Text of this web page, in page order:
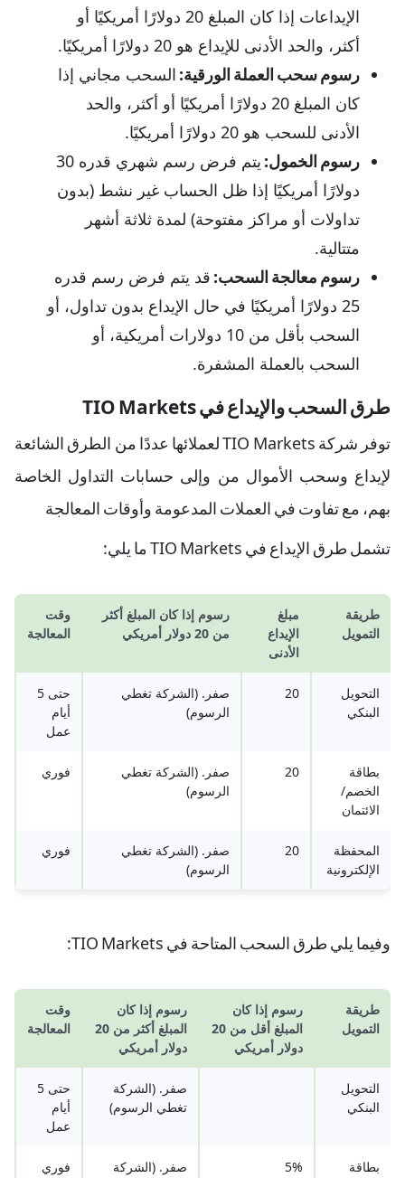
الإيداعات إذا كان المبلغ 20 دولارًا أمريكيًا أو
أكثر، والحد الأدنى للإيداع هو 20 دولارًا أمريكيًا.
رسوم سحب العملة الورقية: السحب مجاني إذا
كان المبلغ 20 دولارًا أمريكيًا أو أكثر، والحد
الأدنى للسحب هو 20 دولارًا أمريكيًا.
رسوم الخمول:
يتم فرض رسم شهري قدره 30
دولارًا أمريكيًا إذا ظل الحساب غير نشط (بدون
تداولات أو مراكز مفتوحة) لمدة ثلاثة أشهر
متتالية.
رسوم معالجة السحب: قد يتم فرض رسم قدره
25 دولارًا أمريكيًا في حال الإيداع بدون تداول، أو
السحب بأقل من 10 دولارات أمريكية، أو
السحب بالعملة المشفرة.
طرق السحب والإيداع في TIO Markets
توفر شركة TIO Markets لعملائها عددًا من الطرق الشائعة
لإيداع وسحب الأموال من وإلى حسابات التداول الخاصة
بهم، مع تفاوت في العملات المدعومة وأوقات المعالجة
تشمل طرق الإيداع في TIO Markets ما يلي:
طريقة
التمويل
مبلغ
الإيداع
الأدنى
رسوم إذا كان المبلغ أكثر
من 20 دولار أمريكي
وقت
المعالجة
التحويل
البنكي
20
صفر. (الشركة تغطي
الرسوم)
حتى 5
أيام
عمل
بطاقة
الخصم/
الائتمان
20
صفر. (الشركة تغطي
الرسوم)
فوري
المحفظة
الإلكترونية
20
صفر. (الشركة تغطي
الرسوم)
فوري
وفيما يلي طرق السحب المتاحة في TIO Markets:
طريقة
التمويل
رسوم إذا كان
المبلغ أقل من 20
دولار أمريكي
رسوم إذا كان
المبلغ أكثر من 20
دولار أمريكي
وقت
المعالجة
التحويل
البنكي
صفر. (الشركة
تغطي الرسوم)
حتى 5
أيام
عمل
بطاقة
5%
صفر. (الشركة
فوري